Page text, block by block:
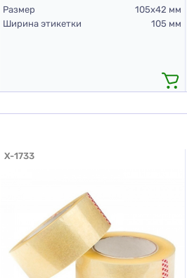
Размер
105х42 мм
Ширина этикетки
105 мм
X-1733